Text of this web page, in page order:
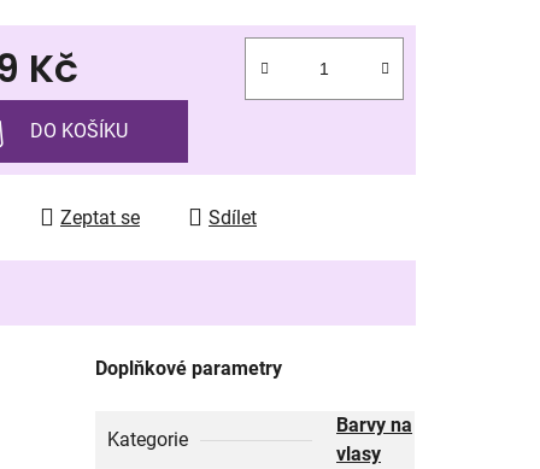
Kč
cena:
DO KOŠÍKU
Zeptat se Sdílet
Doplňkové parametry
Kategorie
Barvy na
vlasy